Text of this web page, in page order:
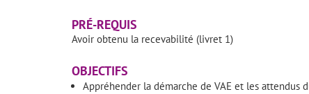
PRÉ-REQUIS
Avoir obtenu la recevabilité (livret 1)
OBJECTIFS
Appréhender la démarche de VAE et les attendus